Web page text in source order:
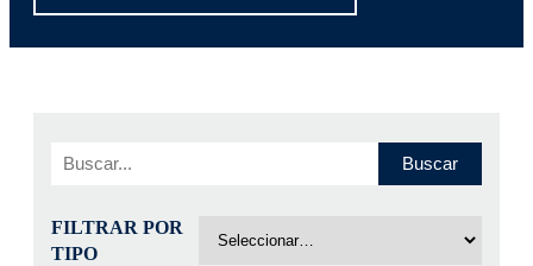
Buscar
FILTRAR POR
TIPO